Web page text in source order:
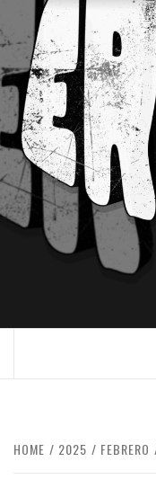
HOME 2025 FEBRERO